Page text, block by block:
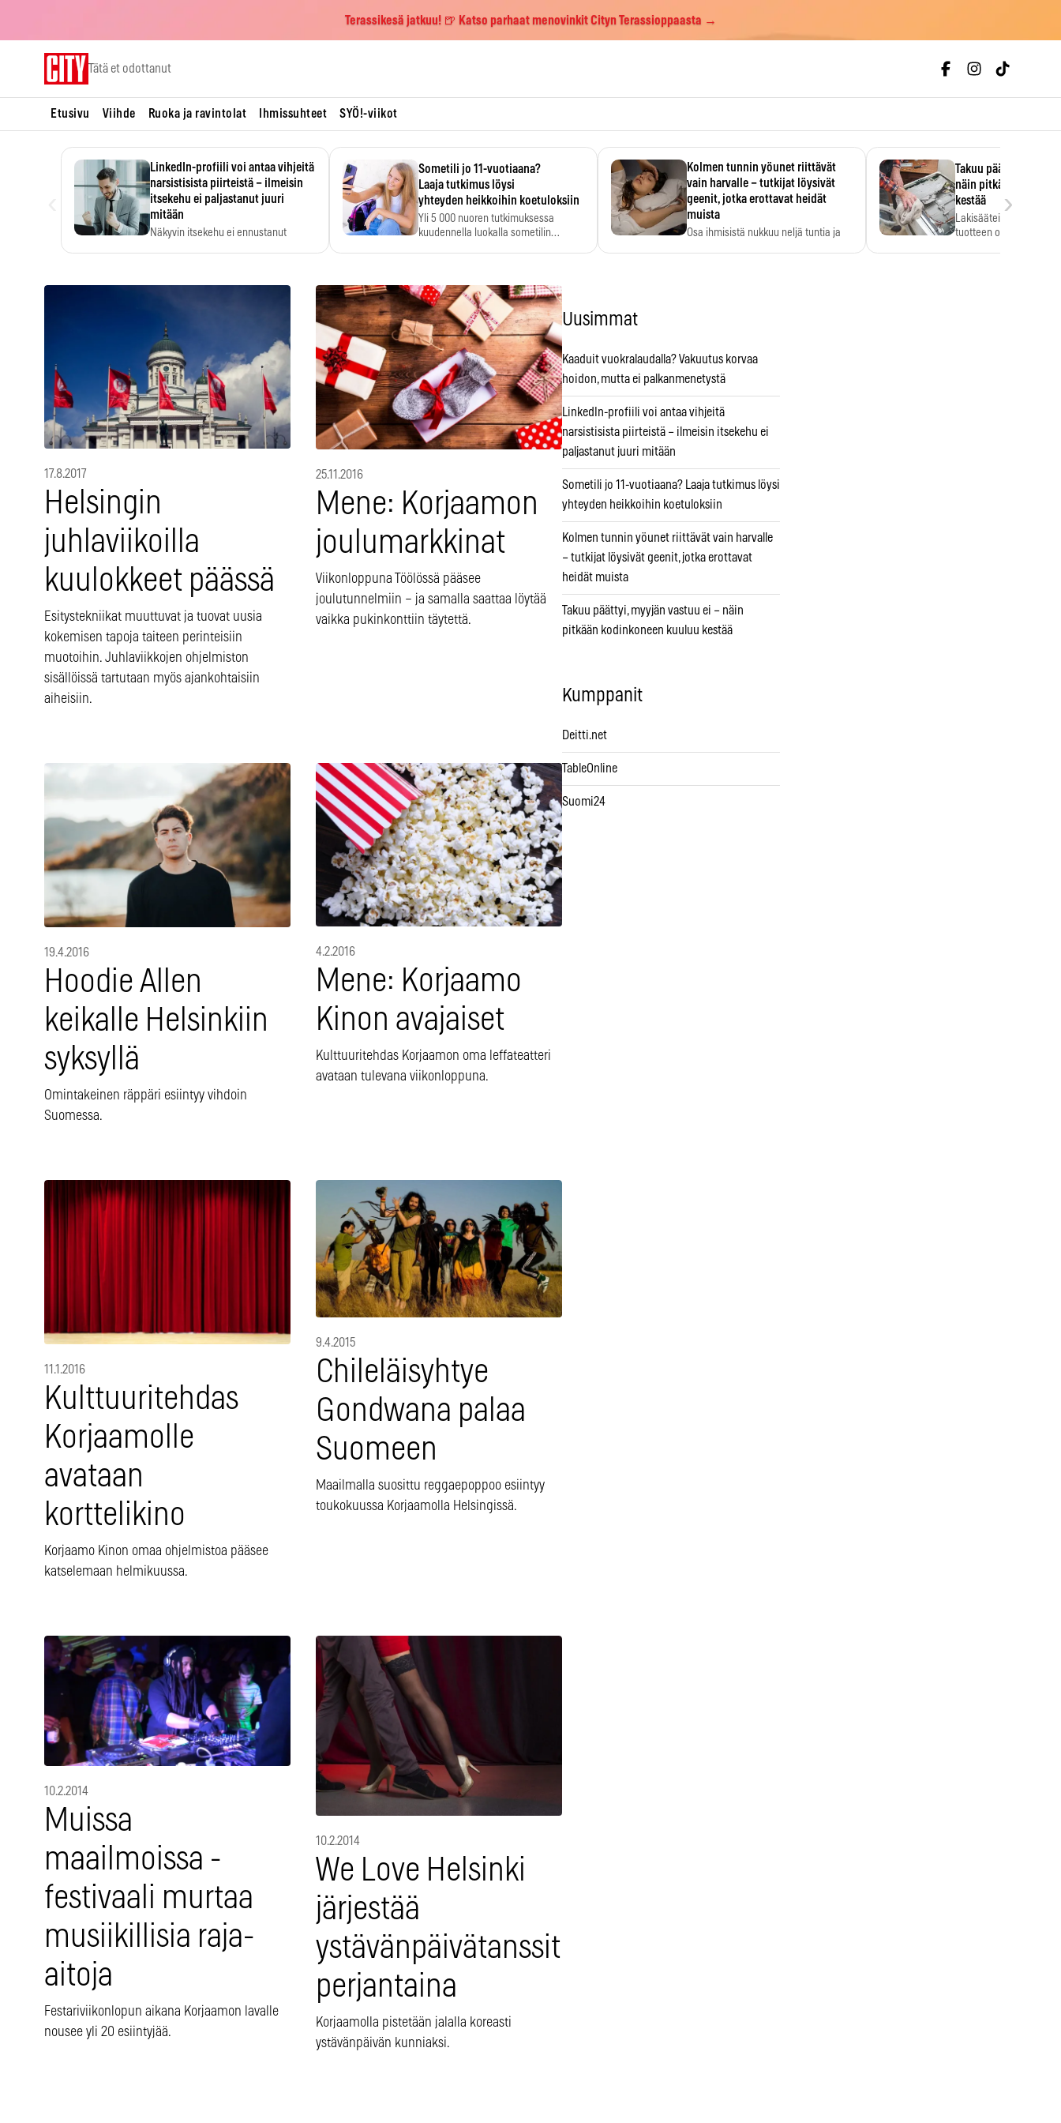
Terassikesä jatkuu! 🍺 Katso parhaat menovinkit Cityn Terassioppaasta →
Tätä et odottanut
Etusivu Viihde Ruoka ja ravintolat Ihmissuhteet SYÖ!-viikot
LinkedIn-profiili voi antaa vihjeitä
narsistisista piirteistä – ilmeisin
itsekehu ei paljastanut juuri
mitään
Näkyvin itsekehu ei ennustanut
Sometili jo 11-vuotiaana?
Laaja tutkimus löysi
yhteyden heikkoihin koetuloksiin
Yli 5 000 nuoren tutkimuksessa
kuudennella luokalla sometilin…
Kolmen tunnin yöunet riittävät
vain harvalle – tutkijat löysivät
geenit, jotka erottavat heidät
muista
Osa ihmisistä nukkuu neljä tuntia ja
Takuu päättyi,
näin pitkään
kestää
Lakisääteinen
tuotteen oletetun
›
17.8.2017
Helsingin
juhlaviikoilla
kuulokkeet päässä
Esitystekniikat muuttuvat ja tuovat uusia
kokemisen tapoja taiteen perinteisiin
muotoihin. Juhlaviikkojen ohjelmiston
sisällöissä tartutaan myös ajankohtaisiin
aiheisiin.
25.11.2016
Mene: Korjaamon
joulumarkkinat
Viikonloppuna Töölössä pääsee
joulutunnelmiin – ja samalla saattaa löytää
vaikka pukinkonttiin täytettä.
19.4.2016
Hoodie Allen
keikalle Helsinkiin
syksyllä
Omintakeinen räppäri esiintyy vihdoin
Suomessa.
4.2.2016
Mene: Korjaamo
Kinon avajaiset
Kulttuuritehdas Korjaamon oma leffateatteri
avataan tulevana viikonloppuna.
11.1.2016
Kulttuuritehdas
Korjaamolle
avataan
korttelikino
Korjaamo Kinon omaa ohjelmistoa pääsee
katselemaan helmikuussa.
9.4.2015
Chileläisyhtye
Gondwana palaa
Suomeen
Maailmalla suosittu reggaepoppoo esiintyy
toukokuussa Korjaamolla Helsingissä.
10.2.2014
Muissa
maailmoissa -
festivaali murtaa
musiikillisia raja-
aitoja
Festariviikonlopun aikana Korjaamon lavalle
nousee yli 20 esiintyjää.
10.2.2014
We Love Helsinki
järjestää
ystävänpäivätanssit
perjantaina
Korjaamolla pistetään jalalla koreasti
ystävänpäivän kunniaksi.
Uusimmat
Kaaduit vuokralaudalla? Vakuutus korvaa
hoidon, mutta ei palkanmenetystä
LinkedIn-profiili voi antaa vihjeitä
narsistisista piirteistä – ilmeisin itsekehu ei
paljastanut juuri mitään
Sometili jo 11-vuotiaana? Laaja tutkimus löysi
yhteyden heikkoihin koetuloksiin
Kolmen tunnin yöunet riittävät vain harvalle
– tutkijat löysivät geenit, jotka erottavat
heidät muista
Takuu päättyi, myyjän vastuu ei – näin
pitkään kodinkoneen kuuluu kestää
Kumppanit
Deitti.net
TableOnline
Suomi24